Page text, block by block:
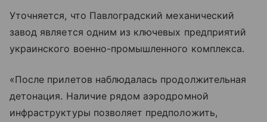
Уточняется, что Павлоградский механический
завод является одним из ключевых предприятий
украинского военно-промышленного комплекса.
«После прилетов наблюдалась продолжительная
детонация. Наличие рядом аэродромной
инфраструктуры позволяет предположить,